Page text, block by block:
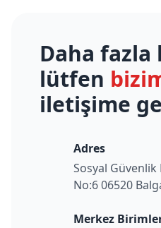
Daha
lütfen
iletişime
Adres
Sosyal
No:6 06520
Merkez